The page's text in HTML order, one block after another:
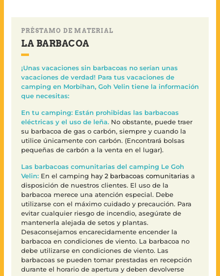
PRÉSTAMO DE MATERIAL
LA BARBACOA
¡Unas vacaciones sin barbacoas no serían unas
vacaciones de verdad! Para tus vacaciones de
camping en Morbihan, Goh Velin tiene la información
que necesitas:
En tu camping: Están prohibidas las barbacoas
eléctricas y el uso de leña. No obstante, puede traer
su barbacoa de gas o carbón, siempre y cuando la
utilice únicamente con carbón. (Encontrará bolsas
pequeñas de carbón a la venta en el lugar).
Las barbacoas comunitarias del camping Le Goh
Velin: En el camping hay 2 barbacoas comunitarias a
disposición de nuestros clientes. El uso de la
barbacoa merece una atención especial. Debe
utilizarse con el máximo cuidado y precaución. Para
evitar cualquier riesgo de incendio, asegúrate de
mantenerla alejada de setos y plantas.
Desaconsejamos encarecidamente encender la
barbacoa en condiciones de viento. La barbacoa no
debe utilizarse en condiciones de viento. Las
barbacoas se pueden tomar prestadas en recepción
durante el horario de apertura y deben devolverse